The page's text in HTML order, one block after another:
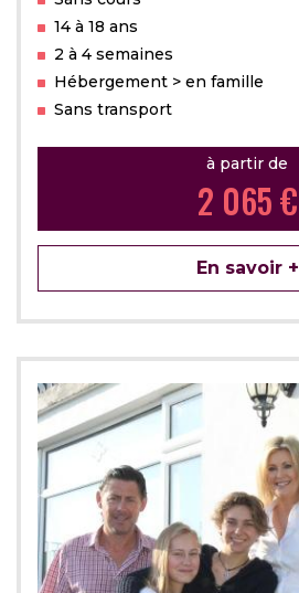
14 à 18 ans
2 à 4 semaines
Hébergement > en famille
Sans transport
à partir de
2 065 €
En savoir +